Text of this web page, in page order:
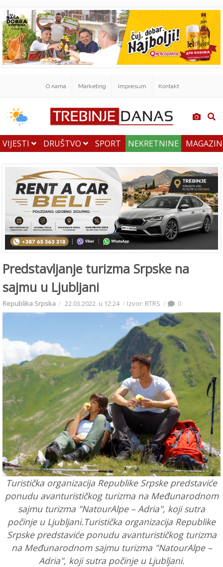
O nama Marketing Impresum Kontakt
VIJESTI DRUŠTVO SPORT NEKRETNINE
Predstavljanje turizma Srpske na
sajmu u Ljubljani
Republika Srpska 22.03.2022. u 12:24 Izvor: RTRS 0
Turistička organizacija Republike Srpske predstaviće
ponudu avanturističkog turizma na Međunarodnom
sajmu turizma "NatourAlpe – Adria", koji sutra
počinje u Ljubljani.Turistička organizacija Republike
Srpske predstaviće ponudu avanturističkog turizma
na Međunarodnom sajmu turizma "NatourAlpe –
Adria", koji sutra počinje u Ljubljani.